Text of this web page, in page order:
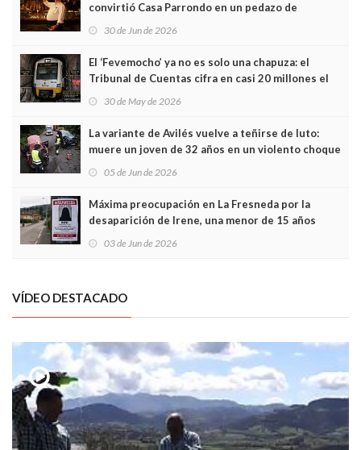
convirtió Casa Parrondo en un pedazo de
Asturias en Madrid
30 de Jun de 2026
El ‘Fevemocho’ ya no es solo una chapuza: el
Tribunal de Cuentas cifra en casi 20 millones el
sobrecoste de los trenes que no cabían por los
30 de May de 2026
La variante de Avilés vuelve a teñirse de luto:
muere un joven de 32 años en un violento choque
frontal
05 de Jun de 2026
Máxima preocupación en La Fresneda por la
desaparición de Irene, una menor de 15 años
03 de Jun de 2026
VÍDEO DESTACADO